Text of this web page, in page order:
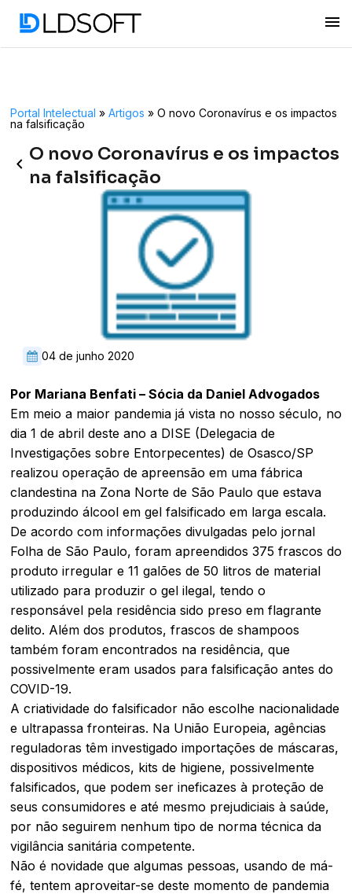
menu
Portal Intelectual » Artigos » O novo Coronavírus e os impactos
na falsificação
keyboard_arrow_left O novo Coronavírus e os impactos
na falsificação
04 de junho 2020
Por Mariana Benfati – Sócia da Daniel Advogados
Em meio a maior pandemia já vista no nosso século, no
dia 1 de abril deste ano a DISE (Delegacia de
Investigações sobre Entorpecentes) de Osasco/SP
realizou operação de apreensão em uma fábrica
clandestina na Zona Norte de São Paulo que estava
produzindo álcool em gel falsificado em larga escala.
De acordo com informações divulgadas pelo jornal
Folha de São Paulo, foram apreendidos 375 frascos do
produto irregular e 11 galões de 50 litros de material
utilizado para produzir o gel ilegal, tendo o
responsável pela residência sido preso em flagrante
delito. Além dos produtos, frascos de shampoos
também foram encontrados na residência, que
possivelmente eram usados para falsificação antes do
COVID-19.
A criatividade do falsificador não escolhe nacionalidade
e ultrapassa fronteiras. Na União Europeia, agências
reguladoras têm investigado importações de máscaras,
dispositivos médicos, kits de higiene, possivelmente
falsificados, que podem ser ineficazes à proteção de
seus consumidores e até mesmo prejudiciais à saúde,
por não seguirem nenhum tipo de norma técnica da
vigilância sanitária competente.
Não é novidade que algumas pessoas, usando de má-
fé, tentem aproveitar-se deste momento de pandemia